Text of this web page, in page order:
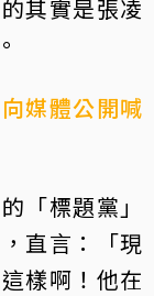
其實是張凌
媒體公開喊
「標題黨」
直言：「現
樣啊！他在